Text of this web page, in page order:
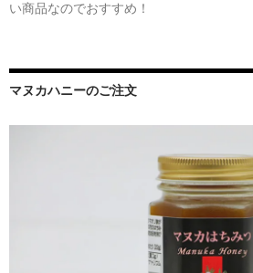
い商品なのでおすすめ！
マヌカハニーのご注文